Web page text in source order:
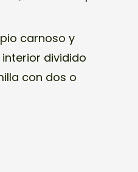
carnoso y
dividido
con dos o